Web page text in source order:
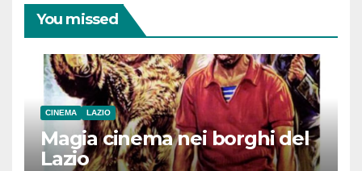
You missed
CINEMA LAZIO
Magia cinema nei borghi del
Lazio